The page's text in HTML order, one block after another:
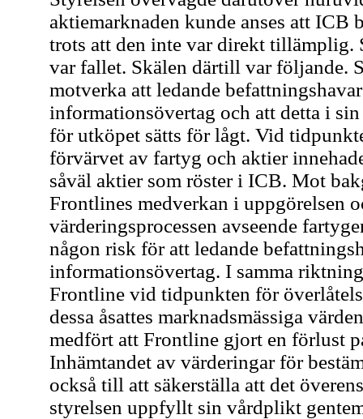
aktiemarknaden kunde anses att ICB
trots att den inte var direkt tillämplig.
var fallet. Skälen därtill var följande.
motverka att ledande
informationsövertag och att detta i
för utköpet sätts för lågt. Vid
förvärvet av fartyg och aktier
såväl aktier som röster i ICB. Mot
Frontlines medverkan i uppgörelsen
värderingsprocessen avseende
någon risk för att ledande
informationsövertag. I samma
Frontline vid tidpunkten för
dessa åsattes marknadsmässiga
medfört att Frontline gjort en förlust
Inhämtandet av värderingar för
också till att säkerställa att det
styrelsen uppfyllt sin vårdplikt